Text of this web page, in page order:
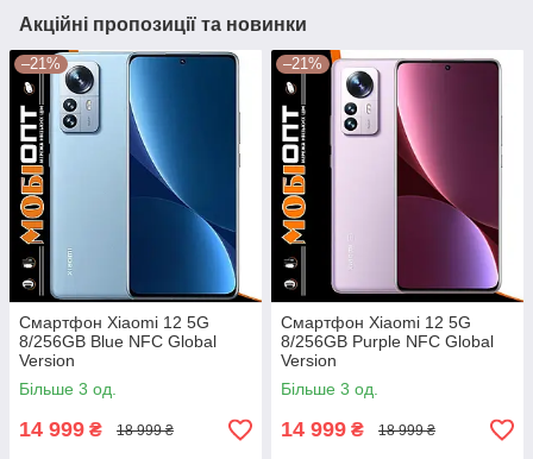
Акційні пропозиції та новинки
–21%
Смартфон Xiaomi 12 5G
8/256GB Blue NFC Global
Version
Більше 3 од.
14 999 ₴ 18 999 ₴
–21%
Смартфон Xiaomi 12 5G
8/256GB Purple NFC Global
Version
Більше 3 од.
14 999 ₴ 18 999 ₴